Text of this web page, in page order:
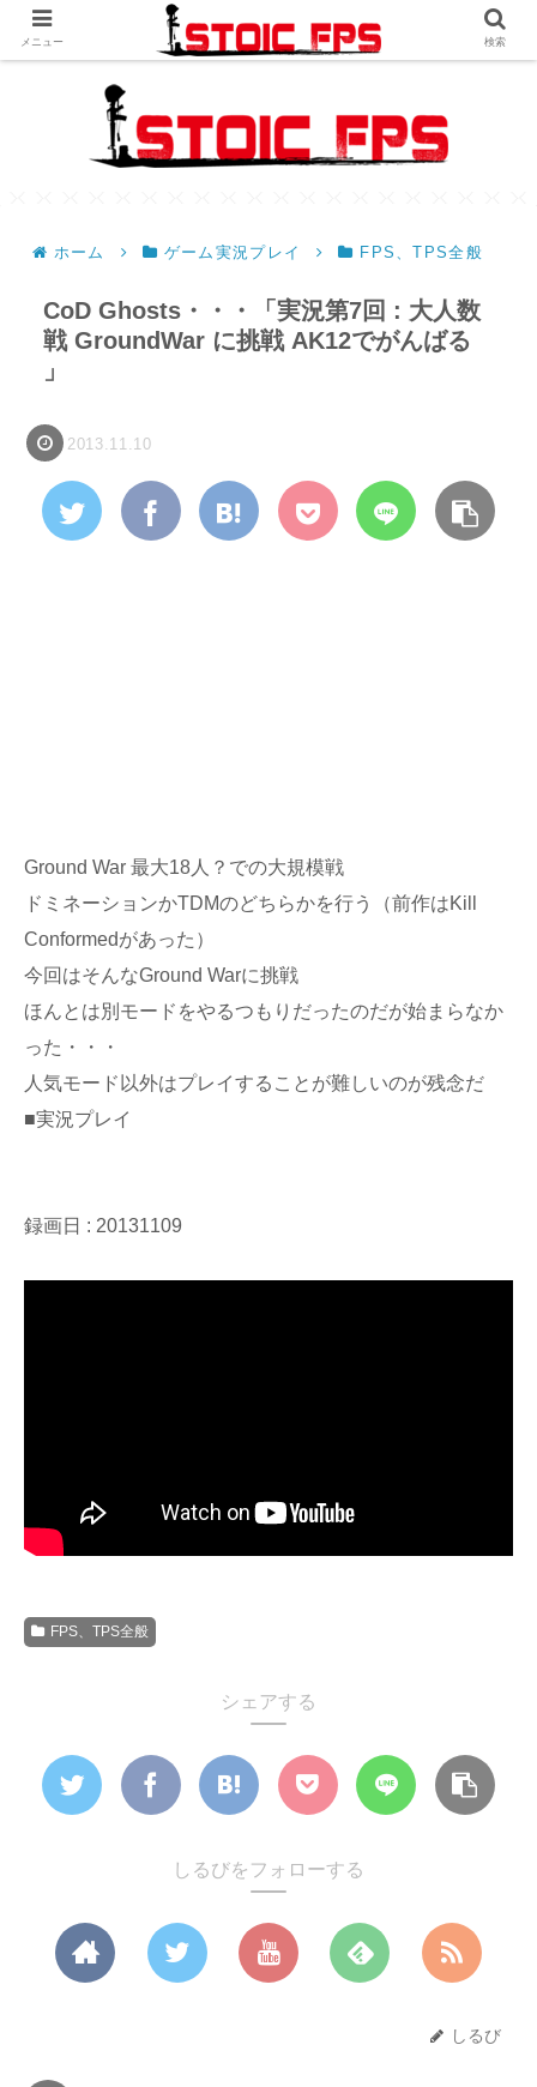
ホーム ゲーム実況プレイ FPS、TPS全般
CoD Ghosts・・・「実況第7回 : 大人数
戦 GroundWar に挑戦 AK12でがんばる
」
2013.11.10
Ground War 最大18人？での大規模戦
ドミネーションかTDMのどちらかを行う（前作はKill
Conformedがあった）
今回はそんなGround Warに挑戦
ほんとは別モードをやるつもりだったのだが始まらなか
った・・・
人気モード以外はプレイすることが難しいのが残念だ
■実況プレイ
録画日 : 20131109
FPS、TPS全般
シェアする
しるびをフォローする
しるび
メニュー 検索